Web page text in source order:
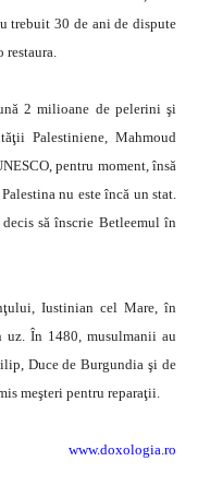
trebuit 30 de ani de dispute
restaura.
2 milioane de pelerini şi
Palestiniene, Mahmoud
pentru moment, însă
nu este încă un stat.
să înscrie Betleemul în
Iustinian cel Mare, în
În 1480, musulmanii au
Duce de Burgundia şi de
meşteri pentru reparaţii.
www.doxologia.ro